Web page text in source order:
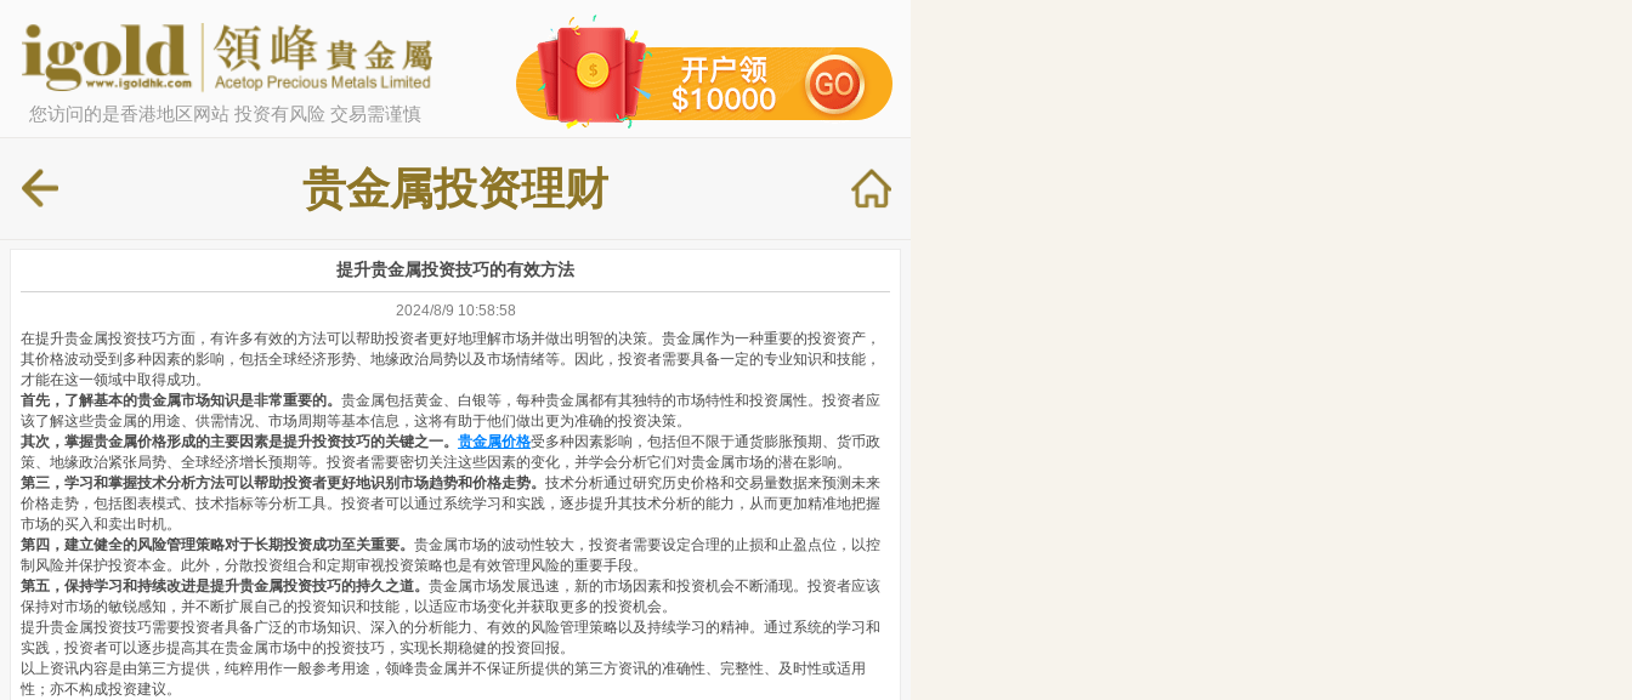
您访问的是香港地区网站 投资有风险 交易需谨慎
贵金属投资理财
提升贵金属投资技巧的有效方法
2024/8/9 10:58:58
在提升贵金属投资技巧方面，有许多有效的方法可以帮助投资者更好地理解市场并做出明智的决策。贵金属作为一种重要的投资资产，
其价格波动受到多种因素的影响，包括全球经济形势、地缘政治局势以及市场情绪等。因此，投资者需要具备一定的专业知识和技能，
才能在这一领域中取得成功。
首先，了解基本的贵金属市场知识是非常重要的。 贵金属包括黄金、白银等，每种贵金属都有其独特的市场特性和投资属性。投资者应
该了解这些贵金属的用途、供需情况、市场周期等基本信息，这将有助于他们做出更为准确的投资决策。
其次，掌握贵金属价格形成的主要因素是提升投资技巧的关键之一。 贵金属价格受多种因素影响，包括但不限于通货膨胀预期、货币政
策、地缘政治紧张局势、全球经济增长预期等。投资者需要密切关注这些因素的变化，并学会分析它们对贵金属市场的潜在影响。
第三，学习和掌握技术分析方法可以帮助投资者更好地识别市场趋势和价格走势。 技术分析通过研究历史价格和交易量数据来预测未来
价格走势，包括图表模式、技术指标等分析工具。投资者可以通过系统学习和实践，逐步提升其技术分析的能力，从而更加精准地把握
市场的买入和卖出时机。
第四，建立健全的风险管理策略对于长期投资成功至关重要。 贵金属市场的波动性较大，投资者需要设定合理的止损和止盈点位，以控
制风险并保护投资本金。此外，分散投资组合和定期审视投资策略也是有效管理风险的重要手段。
第五，保持学习和持续改进是提升贵金属投资技巧的持久之道。 贵金属市场发展迅速，新的市场因素和投资机会不断涌现。投资者应该
保持对市场的敏锐感知，并不断扩展自己的投资知识和技能，以适应市场变化并获取更多的投资机会。
提升贵金属投资技巧需要投资者具备广泛的市场知识、深入的分析能力、有效的风险管理策略以及持续学习的精神。通过系统的学习和
实践，投资者可以逐步提高其在贵金属市场中的投资技巧，实现长期稳健的投资回报。
以上资讯内容是由第三方提供，纯粹用作一般参考用途，领峰贵金属并不保证所提供的第三方资讯的准确性、完整性、及时性或适用
性；亦不构成投资建议。